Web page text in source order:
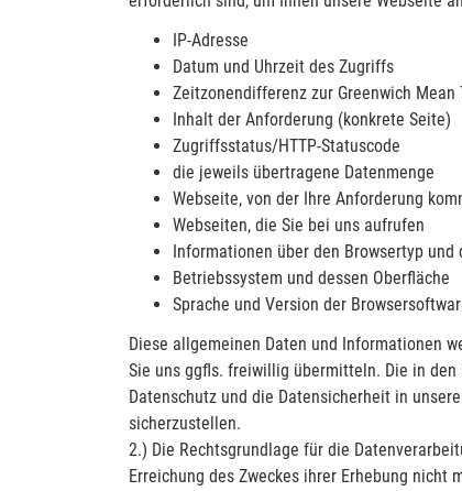
IP-Adresse
Datum und Uhrzeit des Zugriffs
Zeitzonendifferenz zur Greenwich Mean
Inhalt der Anforderung (konkrete Seite)
Zugriffsstatus/HTTP-Statuscode
die jeweils übertragene Datenmenge
Webseite, von der Ihre Anforderung
Webseiten, die Sie bei uns aufrufen
Informationen über den Browsertyp und
Betriebssystem und dessen Oberfläche
Sprache und Version der
Diese allgemeinen Daten und Informationen
Sie uns ggfls. freiwillig übermitteln. Die in
Datenschutz und die Datensicherheit in
sicherzustellen.
2.) Die Rechtsgrundlage für die
Erreichung des Zweckes ihrer Erhebung